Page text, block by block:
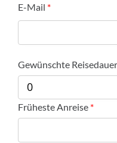
E-Mail
Gewünschte
Früheste Anreise